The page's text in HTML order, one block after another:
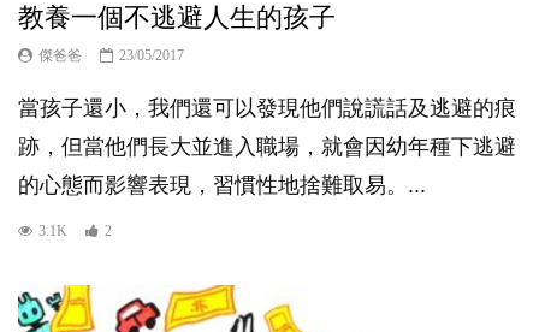
教養一個不逃避人生的孩子
傑爸爸 23/05/2017
當孩子還小，我們還可以發現他們說謊話及逃避的痕
跡，但當他們長大並進入職場，就會因幼年種下逃避
的心態而影響表現，習慣性地捨難取易。...
3.1K 2